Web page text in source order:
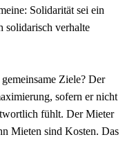
Solidarität sei ein
solidarisch verhalte
Ziele? Der
sofern er nicht
fühlt. Der Mieter
Mieten sind Kosten. Das